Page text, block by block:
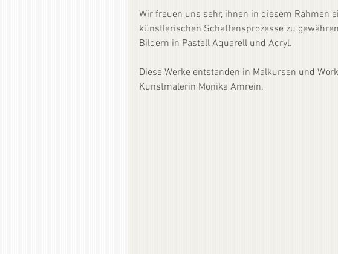
Wir freuen uns sehr, ihnen in diesem Rahmen
künstlerischen Schaffensprozesse zu
Bildern in Pastell Aquarell und Acryl.
Diese Werke entstanden in Malkursen und
Kunstmalerin Monika Amrein.